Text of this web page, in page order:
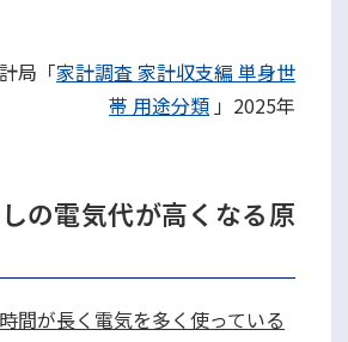
局「家計調査 家計収支編 単身世
帯 用途分類 」2025年
の電気代が高くなる原
間が長く電気を多く使っている